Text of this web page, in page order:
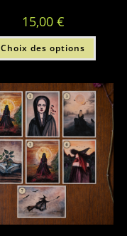
15,00 €
Choix des options
Ce
a
Les
être
sur
la
page
du